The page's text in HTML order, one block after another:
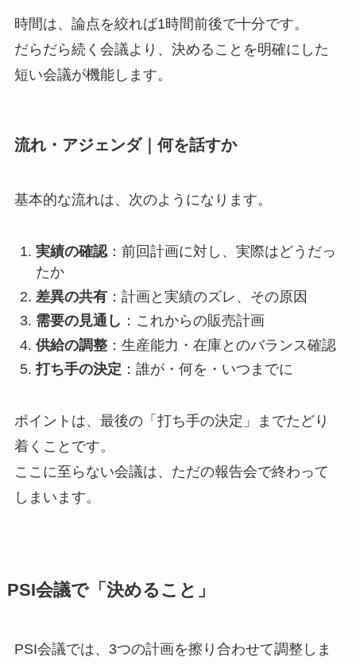
時間は、論点を絞れば1時間前後で十分です。
だらだら続く会議より、決めることを明確にした
短い会議が機能します。
流れ・アジェンダ｜何を話すか
基本的な流れは、次のようになります。
実績の確認：前回計画に対し、実際はどうだっ
たか
差異の共有：計画と実績のズレ、その原因
需要の見通し ：これからの販売計画
供給の調整：生産能力・在庫とのバランス確認
打ち手の決定 ：誰が・何を・いつまでに
ポイントは、最後の「打ち手の決定」までたどり
着くことです。
ここに至らない会議は、ただの報告会で終わって
しまいます。
PSI会議で「決めること」
PSI会議では、3つの計画を擦り合わせて調整しま